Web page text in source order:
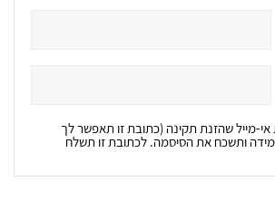
מייל שהזנת תקינה (כתובת זו תאפשר לך
ותשכח את הסיסמה. לכתובת זו תשלח